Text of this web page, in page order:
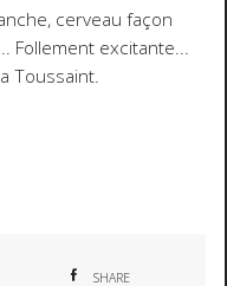
cerveau façon
Follement excitante...
Toussaint.
SHARE